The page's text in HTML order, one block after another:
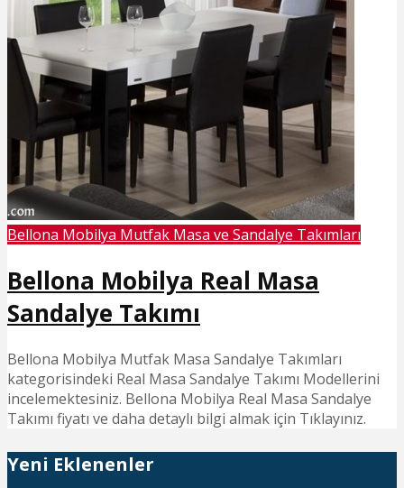
Bellona Mobilya Mutfak Masa ve Sandalye Takımları
Bellona Mobilya Real Masa
Sandalye Takımı
Bellona Mobilya Mutfak Masa Sandalye Takımları
kategorisindeki Real Masa Sandalye Takımı Modellerini
incelemektesiniz. Bellona Mobilya Real Masa Sandalye
Takımı fiyatı ve daha detaylı bilgi almak için Tıklayınız.
Yeni Eklenenler